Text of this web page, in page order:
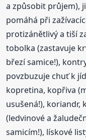
a způsobit průjem),
pomáhá při
protizánětlivý a tiší
tobolka (zastavuje
březí samice!),
povzbuzuje chuť k
kopretina, kopřiva
usušená!), koriandr,
(ledvinové a
samicím!), lískové